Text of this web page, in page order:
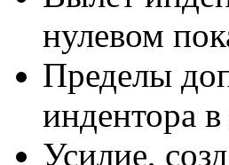
нулевом
Пределы
индентора
Усилие,